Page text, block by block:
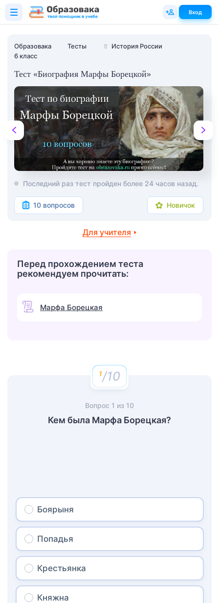
Образовака Тесты 🏺
История России
6 класс
Тест «Биография Марфы Борецкой»
Последний раз тест пройден более 24 часов назад.
10 вопросов Новичок
Для учителя
Перед прохождением теста
рекомендуем прочитать:
Марфа Борецкая
/10
Вопрос 1 из 10
Кем была Марфа Борецкая?
Боярыня
Попадья
Крестьянка
Княжна
Вход